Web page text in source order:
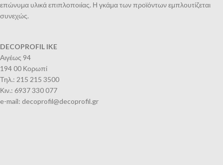
επώνυμα υλικά επιπλοποιίας. Η γκάμα των προϊόντων εμπλουτίζεται
συνεχώς.
DECOPROFIL IKE
Αιγέως 94
194 00 Κορωπί
Τηλ.: 215 215 3500
Κιν.: 6937 330 077
e-mail: decoprofil@decoprofil.gr